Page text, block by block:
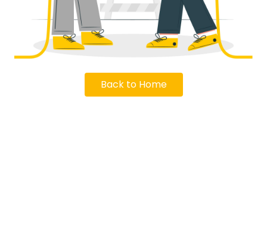
Back to Home